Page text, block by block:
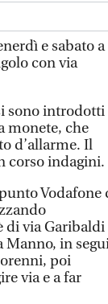
e sabato a
con via
sono introdotti
monete, che
d’allarme. Il
corso indagini.
Vodafone
di via Garibaldi
Manno, in
poi
via e a far